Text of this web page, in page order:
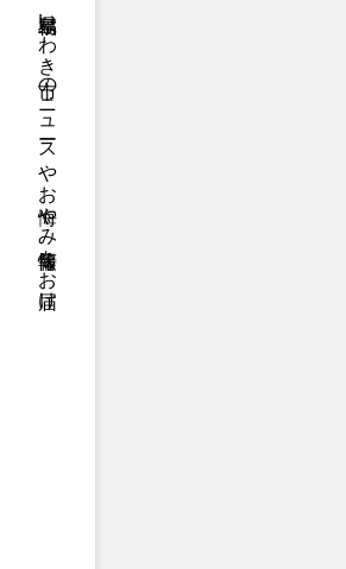
福島県いわき市のニュースやお悔やみ情報等をお届け